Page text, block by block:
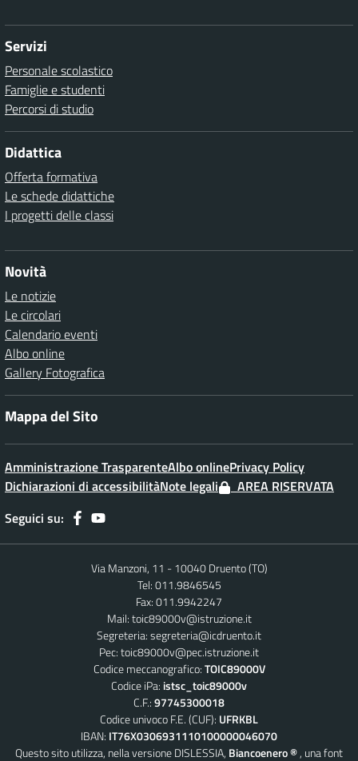
Servizi
Personale scolastico
Famiglie e studenti
Percorsi di studio
Didattica
Offerta formativa
Le schede didattiche
I progetti delle classi
Novità
Le notizie
Le circolari
Calendario eventi
Albo online
Gallery Fotografica
Mappa del Sito
Amministrazione TrasparenteAlbo onlinePrivacy Policy
Dichiarazioni di accessibilitàNote legali
AREA RISERVATA
Seguici su:
Via Manzoni, 11 - 10040 Druento (TO)
Tel: 011.9846545
Fax: 011.9942247
Mail:toic89000v@istruzione.it
Segreteria:segreteria@icdruento.it
Pec:toic89000v@pec.istruzione.it
Codice meccanografico:TOIC89000V
Codice iPa: istsc_toic89000v
C.F.:97745300018
Codice univoco F.E. (CUF): UFRKBL
IBAN: IT76X0306931110100000046070
Questo sito utilizza, nella versione DISLESSIA, Biancoenero ®, una font